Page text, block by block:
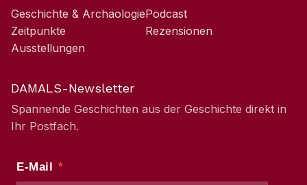
Geschichte & Archäologie
Zeitpunkte
Ausstellungen
Podcast
Rezensionen
DAMALS-Newsletter
Spannende Geschichten aus der Geschichte direkt in
Ihr Postfach.